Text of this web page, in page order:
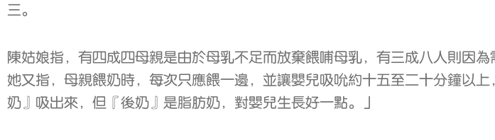
三。
陳姑娘指，有四成四母親是由於母乳不足而放棄餵哺母乳，有三成八人則因
她又指，母親餵奶時，每次只應餵一邊，並讓嬰兒吸吮約十五至二十分鐘以
奶』吸出來，但『後奶』是脂肪奶，對嬰兒生長好一點。」